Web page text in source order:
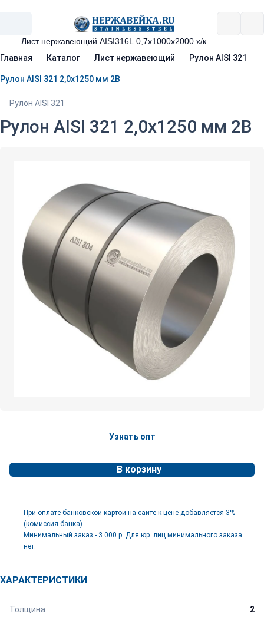
Главная Каталог Лист нержавеющий Рулон AISI 321
Рулон AISI 321 2,0х1250 мм 2В
Рулон AISI 321
Рулон AISI 321 2,0х1250 мм 2В
Узнать опт
В корзину
При оплате банковской картой на сайте к цене добавляется 3%
(комиссия банка).
Минимальный заказ - 3 000 р. Для юр. лиц минимального заказа
нет.
ХАРАКТЕРИСТИКИ
Толщина
2